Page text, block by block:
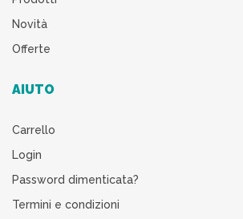
Novità
Offerte
AIUTO
Carrello
Login
Password dimenticata?
Termini e condizioni